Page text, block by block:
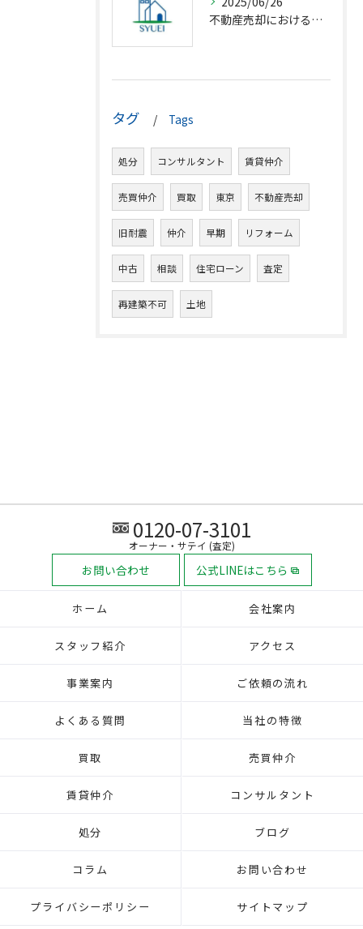
不動産売却における仲介の基礎知識
タグ Tags
処分 コンサルタント 賃貸仲介
売買仲介 買取 東京 不動産売却
旧耐震 仲介 早期 リフォーム
中古 相談 住宅ローン 査定
再建築不可 土地
0120-07-3101
オーナー・サテイ (査定)
お問い合わせ 公式LINEはこちら
ホーム 会社案内
スタッフ紹介 アクセス
事業案内 ご依頼の流れ
よくある質問 当社の特徴
買取 売買仲介
賃貸仲介 コンサルタント
処分 ブログ
コラム お問い合わせ
プライバシーポリシー サイトマップ